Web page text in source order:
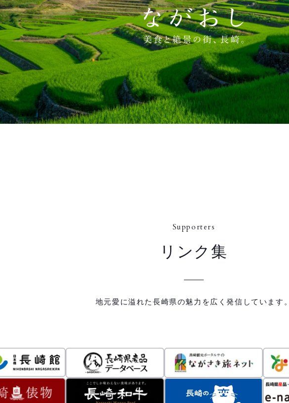
Supporters
リンク集
地元愛に溢れた長崎県の魅力を広く発信しています。